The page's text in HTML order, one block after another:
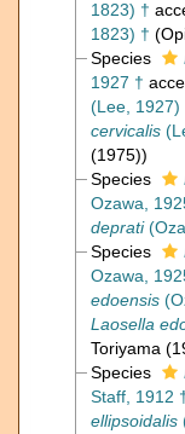
1823) †
1823) †
Species
1927 †
(Lee, 1927)
cervicalis
(1975))
Species
Ozawa,
deprati
Species
Ozawa,
edoensis
Laosella
Toriyama
Species
Staff, 1912
ellipsoidalis